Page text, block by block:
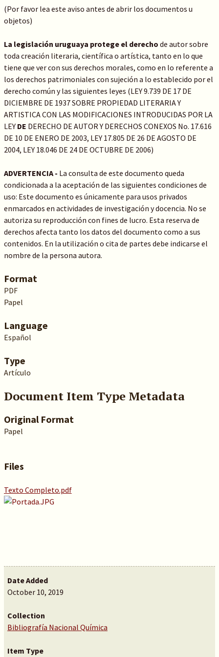
(Por favor lea este aviso antes de abrir los documentos u
objetos)
La legislación uruguaya protege el derecho de autor sobre
toda creación literaria, científica o artística, tanto en lo que
tiene que ver con sus derechos morales, como en lo referente a
los derechos patrimoniales con sujeción a lo establecido por el
derecho común y las siguientes leyes (LEY 9.739 DE 17 DE
DICIEMBRE DE 1937 SOBRE PROPIEDAD LITERARIA Y
ARTISTICA CON LAS MODIFICACIONES INTRODUCIDAS POR LA
LEY DE DERECHO DE AUTOR Y DERECHOS CONEXOS No. 17.616
DE 10 DE ENERO DE 2003, LEY 17.805 DE 26 DE AGOSTO DE
2004, LEY 18.046 DE 24 DE OCTUBRE DE 2006)
ADVERTENCIA - La consulta de este documento queda
condicionada a la aceptación de las siguientes condiciones de
uso: Este documento es únicamente para usos privados
enmarcados en actividades de investigación y docencia. No se
autoriza su reproducción con fines de lucro. Esta reserva de
derechos afecta tanto los datos del documento como a sus
contenidos. En la utilización o cita de partes debe indicarse el
nombre de la persona autora.
Format
PDF
Papel
Language
Español
Type
Artículo
Document Item Type Metadata
Original Format
Papel
Files
Texto Completo.pdf
Date Added
October 10, 2019
Collection
Bibliografía Nacional Química
Item Type